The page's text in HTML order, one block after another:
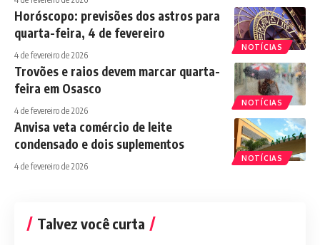
NOTÍCIAS
Horóscopo: previsões dos astros para
quarta-feira, 4 de fevereiro
4 de fevereiro de 2026
NOTÍCIAS
Trovões e raios devem marcar quarta-
feira em Osasco
4 de fevereiro de 2026
NOTÍCIAS
Anvisa veta comércio de leite
condensado e dois suplementos
4 de fevereiro de 2026
Talvez você curta